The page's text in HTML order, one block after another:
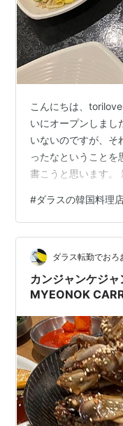
こんにちは、
いにオープンしまし
いないのですが、そ
ったなということを
書こうと思います。
舗っぽい韓国料理店
Hmartがオープンす
えて、お客さん増え
少し夕飯時には早か
#ダラスの韓国料理
ダラス転勤でおろ
カンジャンケジ
MYEONOK